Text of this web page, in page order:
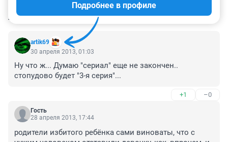
КОММЕНТАРИИ 10
artik69
Подробнее в профиле
30 апреля 2013, 01:03
Ну что ж... Думаю "сериал" еще не закончен..
стопудово будет "3-я серия"...
+1 –0
Гость
28 апреля 2013, 17:44
родители избитого ребёнка сами виноваты, что с